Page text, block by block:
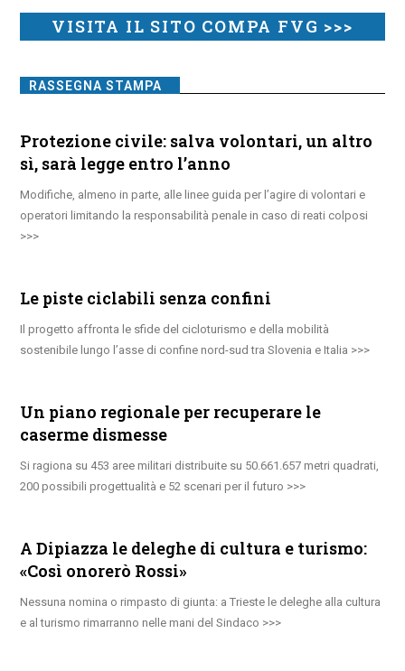
VISITA IL SITO COMPA FVG >>>
RASSEGNA STAMPA
Protezione civile: salva volontari, un altro
sì, sarà legge entro l’anno
Modifiche, almeno in parte, alle linee guida per l’agire di volontari e
operatori limitando la responsabilità penale in caso di reati colposi
Le piste ciclabili senza confini
Il progetto affronta le sfide del cicloturismo e della mobilità
sostenibile lungo l’asse di confine nord-sud tra Slovenia e Italia
Un piano regionale per recuperare le
caserme dismesse
Si ragiona su 453 aree militari distribuite su 50.661.657 metri quadrati,
200 possibili progettualità e 52 scenari per il futuro
A Dipiazza le deleghe di cultura e turismo:
«Così onorerò Rossi»
Nessuna nomina o rimpasto di giunta: a Trieste le deleghe alla cultura
e al turismo rimarranno nelle mani del Sindaco